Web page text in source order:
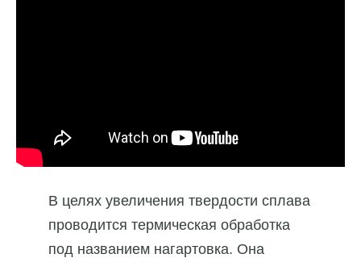
В целях увеличения твердости сплава
проводится термическая обработка
под названием нагартовка. Она